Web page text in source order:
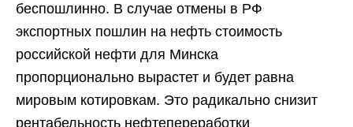
беспошлинно. В случае отмены в РФ
экспортных пошлин на нефть стоимость
российской нефти для Минска
пропорционально вырастет и будет равна
мировым котировкам. Это радикально снизит
рентабельность нефтепереработки